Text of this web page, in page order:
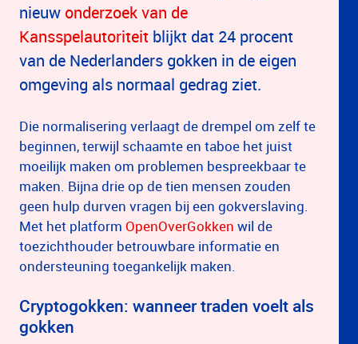
nieuw onderzoek van de
Kansspelautoriteit blijkt dat 24 procent
van de Nederlanders gokken in de eigen
omgeving als normaal gedrag ziet.
Die normalisering verlaagt de drempel om zelf te
beginnen, terwijl schaamte en taboe het juist
moeilijk maken om problemen bespreekbaar te
maken. Bijna drie op de tien mensen zouden
geen hulp durven vragen bij een gokverslaving.
Met het platform OpenOverGokken wil de
toezichthouder betrouwbare informatie en
ondersteuning toegankelijk maken.
Cryptogokken: wanneer traden voelt als
gokken